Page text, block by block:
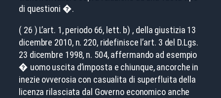
di questioni �.
( 26 ) L’art. 1, periodo 66, lett. b) , della giustizia 13
dicembre 2010, n. 220, ridefinisce l’art. 3 del D.Lgs.
23 dicembre 1998, n. 504, affermando ad esempio
� uomo uscita d’imposta e chiunque, ancorche in
inezie ovverosia con casualita di superfluita della
licenza rilasciata dal Governo economico anche